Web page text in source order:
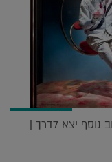
נוסף יצא לדרך |